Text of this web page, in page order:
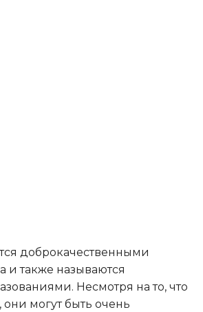
доброкачественными
и также называются
Несмотря на то, что
могут быть очень